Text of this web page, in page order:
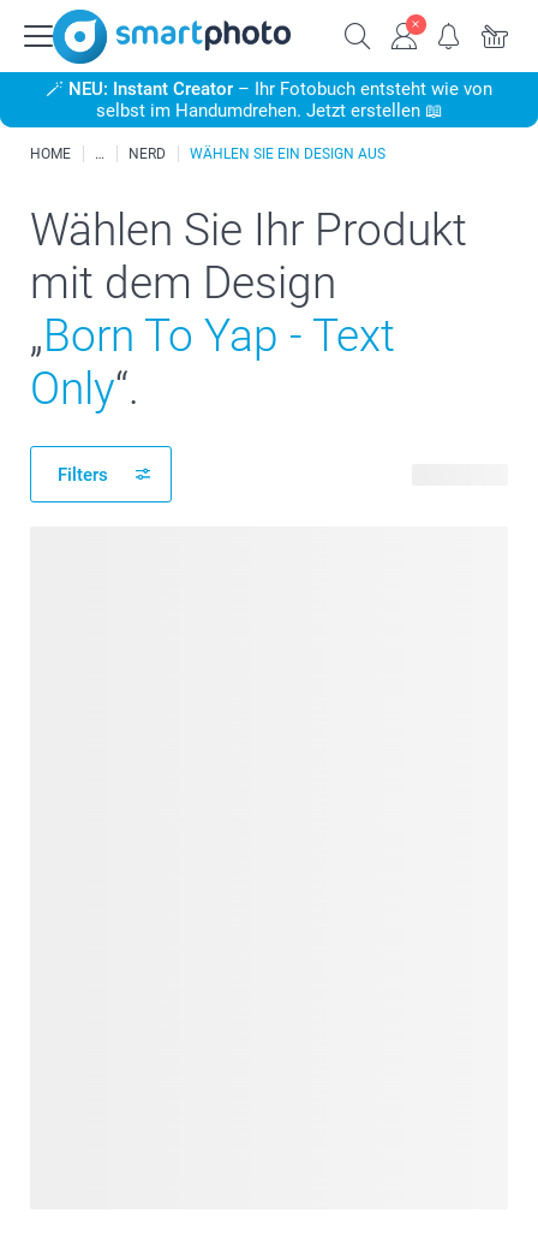
🪄 NEU: Instant Creator – Ihr Fotobuch entsteht wie von
selbst im Handumdrehen. Jetzt erstellen 📖
HOME NERD WÄHLEN SIE EIN DESIGN AUS
Wählen Sie Ihr Produkt
mit dem Design
„Born To Yap - Text
Only“.
Filters